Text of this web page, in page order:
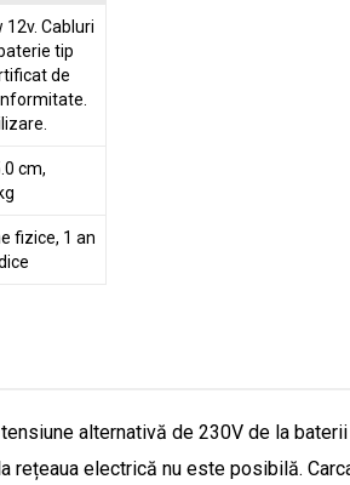
12v. Cabluri
tip
de
cm,
fizice, 1 an
alternativă de 230V de la
rețeaua electrică nu este posibilă.